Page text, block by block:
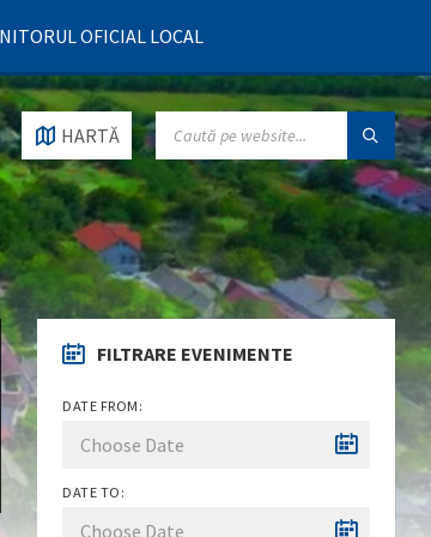
OFICIAL LOCAL
HARTĂ
SEARCH:
FILTRARE EVENIMENTE
DATE FROM:
DATE TO: